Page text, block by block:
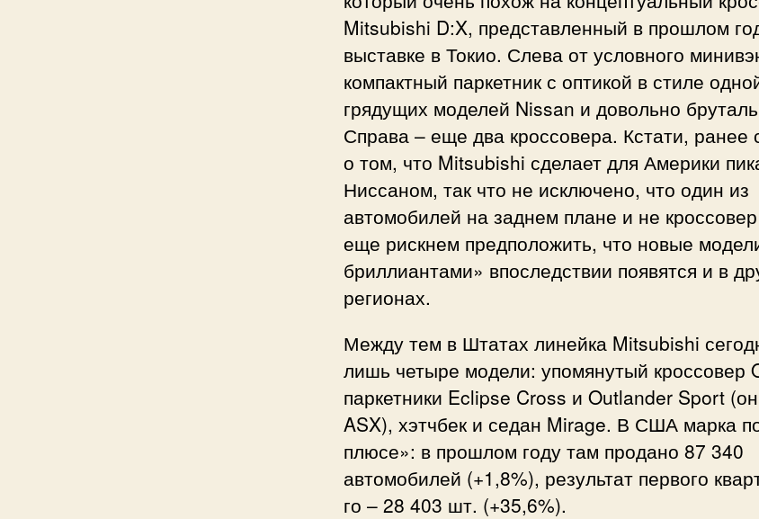
Mitsubishi D:X, представленный в прошлом
выставке в Токио. Слева от условного
компактный паркетник с оптикой в стиле
грядущих моделей Nissan и довольно
Справа – еще два кроссовера. Кстати, ранее
о том, что Mitsubishi сделает для Америки
Ниссаном, так что не исключено, что один из
автомобилей на заднем плане и не
еще рискнем предположить, что новые
бриллиантами» впоследствии появятся и в
регионах.
Между тем в Штатах линейка Mitsubishi
лишь четыре модели: упомянутый кроссовер
паркетники Eclipse Cross и Outlander Sport
ASX), хэтчбек и седан Mirage. В США марка
плюсе»: в прошлом году там продано 87 340
автомобилей (+1,8%), результат первого
го – 28 403 шт. (+35,6%).